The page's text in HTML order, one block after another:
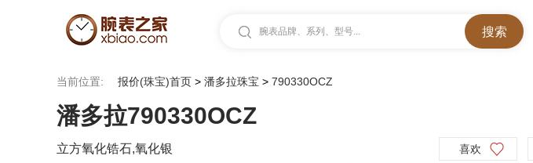
腕表品牌、系列、型号...
当前位置: 报价(珠宝)首页 > 潘多拉珠宝 > 790330OCZ
潘多拉790330OCZ
立方氧化锆石,氧化银 喜欢